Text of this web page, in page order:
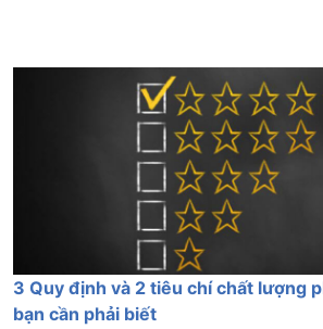
3 Quy định và 2 tiêu chí chất lượng
bạn cần phải biết